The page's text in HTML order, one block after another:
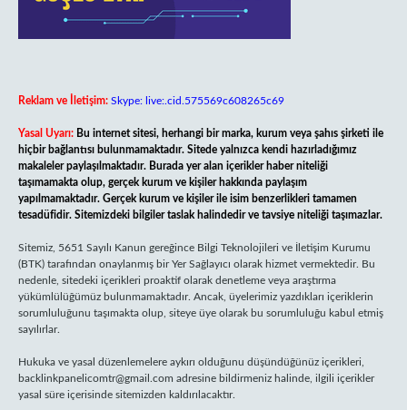
Reklam ve İletişim: Skype: live:.cid.575569c608265c69
Yasal Uyarı: Bu internet sitesi, herhangi bir marka, kurum veya şahıs şirketi ile
hiçbir bağlantısı bulunmamaktadır. Sitede yalnızca kendi hazırladığımız
makaleler paylaşılmaktadır. Burada yer alan içerikler haber niteliği
taşımamakta olup, gerçek kurum ve kişiler hakkında paylaşım
yapılmamaktadır. Gerçek kurum ve kişiler ile isim benzerlikleri tamamen
tesadüfidir. Sitemizdeki bilgiler taslak halindedir ve tavsiye niteliği taşımazlar.
Sitemiz, 5651 Sayılı Kanun gereğince Bilgi Teknolojileri ve İletişim Kurumu
(BTK) tarafından onaylanmış bir Yer Sağlayıcı olarak hizmet vermektedir. Bu
nedenle, sitedeki içerikleri proaktif olarak denetleme veya araştırma
yükümlülüğümüz bulunmamaktadır. Ancak, üyelerimiz yazdıkları içeriklerin
sorumluluğunu taşımakta olup, siteye üye olarak bu sorumluluğu kabul etmiş
sayılırlar.
Hukuka ve yasal düzenlemelere aykırı olduğunu düşündüğünüz içerikleri,
backlinkpanelicomtr@gmail.com adresine bildirmeniz halinde, ilgili içerikler
yasal süre içerisinde sitemizden kaldırılacaktır.